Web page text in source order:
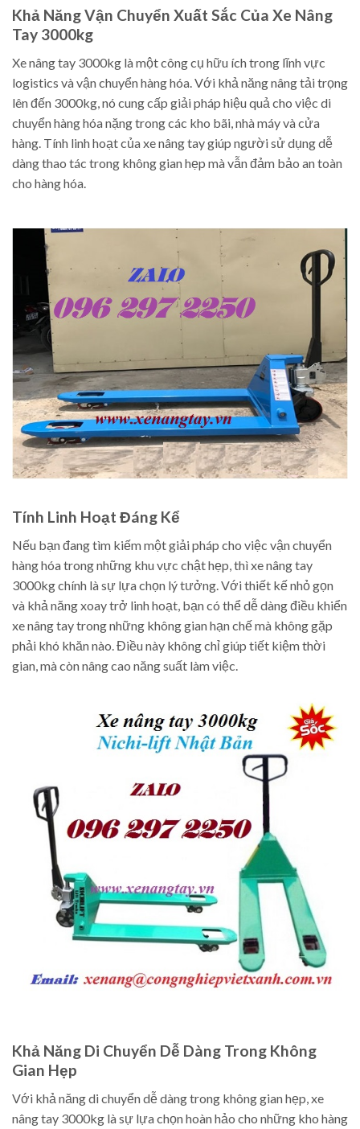
Khả Năng Vận Chuyển Xuất Sắc Của Xe Nâng
Tay 3000kg
Xe nâng tay 3000kg là một công cụ hữu ích trong lĩnh vực
logistics và vận chuyển hàng hóa. Với khả năng nâng tải trọng
lên đến 3000kg, nó cung cấp giải pháp hiệu quả cho việc di
chuyển hàng hóa nặng trong các kho bãi, nhà máy và cửa
hàng. Tính linh hoạt của xe nâng tay giúp người sử dụng dễ
dàng thao tác trong không gian hẹp mà vẫn đảm bảo an toàn
cho hàng hóa.
Tính Linh Hoạt Đáng Kể
Nếu bạn đang tìm kiếm một giải pháp cho việc vận chuyển
hàng hóa trong những khu vực chật hẹp, thì xe nâng tay
3000kg chính là sự lựa chọn lý tưởng. Với thiết kế nhỏ gọn
và khả năng xoay trở linh hoạt, bạn có thể dễ dàng điều khiển
xe nâng tay trong những không gian hạn chế mà không gặp
phải khó khăn nào. Điều này không chỉ giúp tiết kiệm thời
gian, mà còn nâng cao năng suất làm việc.
Khả Năng Di Chuyển Dễ Dàng Trong Không
Gian Hẹp
Với khả năng di chuyển dễ dàng trong không gian hẹp, xe
nâng tay 3000kg là sự lựa chọn hoàn hảo cho những kho hàng